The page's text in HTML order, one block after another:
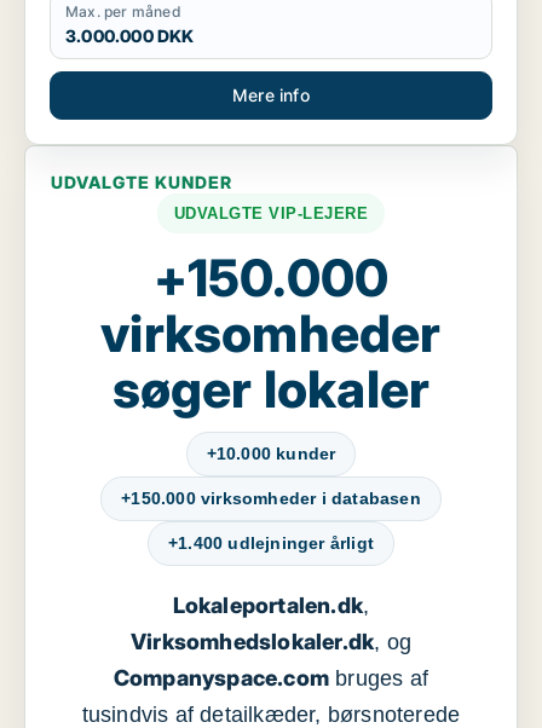
Max. per måned
3.000.000 DKK
Mere info
UDVALGTE KUNDER
UDVALGTE VIP-LEJERE
+150.000
virksomheder
søger lokaler
+10.000 kunder
+150.000 virksomheder i databasen
+1.400 udlejninger årligt
Lokaleportalen.dk,
Virksomhedslokaler.dk, og
Companyspace.com bruges af
tusindvis af detailkæder, børsnoterede